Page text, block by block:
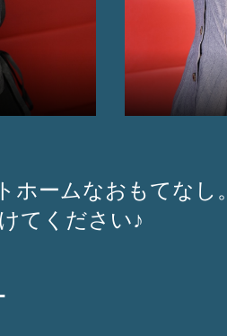
ームなおもてなし。
てください♪